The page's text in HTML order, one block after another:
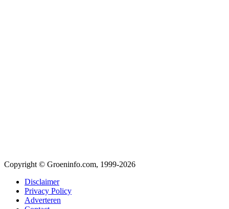
Copyright © Groeninfo.com, 1999-2026
Disclaimer
Privacy Policy
Adverteren